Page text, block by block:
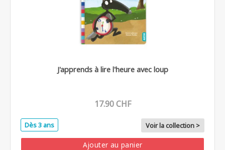
J'apprends à lire l'heure avec loup
17.90 CHF
Dès 3 ans Voir la collection >
Ajouter au panier